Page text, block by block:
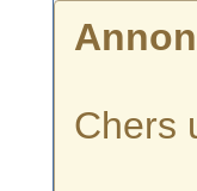
Chers